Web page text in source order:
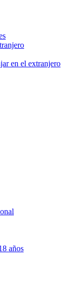
en el extranjero
años